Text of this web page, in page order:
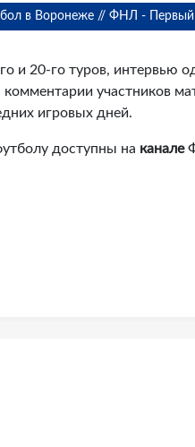
в Воронеже // ФНЛ - Первый
и 20-го туров, интервью
комментарии участников
игровых дней.
доступны на канале